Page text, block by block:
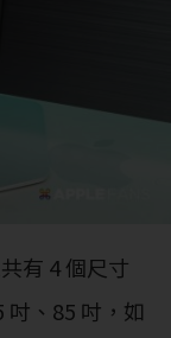
有 4 個尺寸
吋、85 吋，如